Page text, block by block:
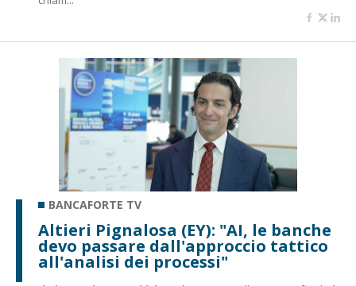
BANCAFORTE TV
Altieri Pignalosa (EY): "AI, le banche
devo passare dall'approccio tattico
all'analisi dei processi"